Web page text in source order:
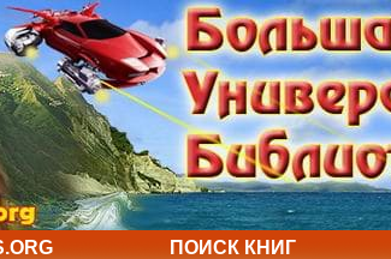
ПОИСК КНИГ